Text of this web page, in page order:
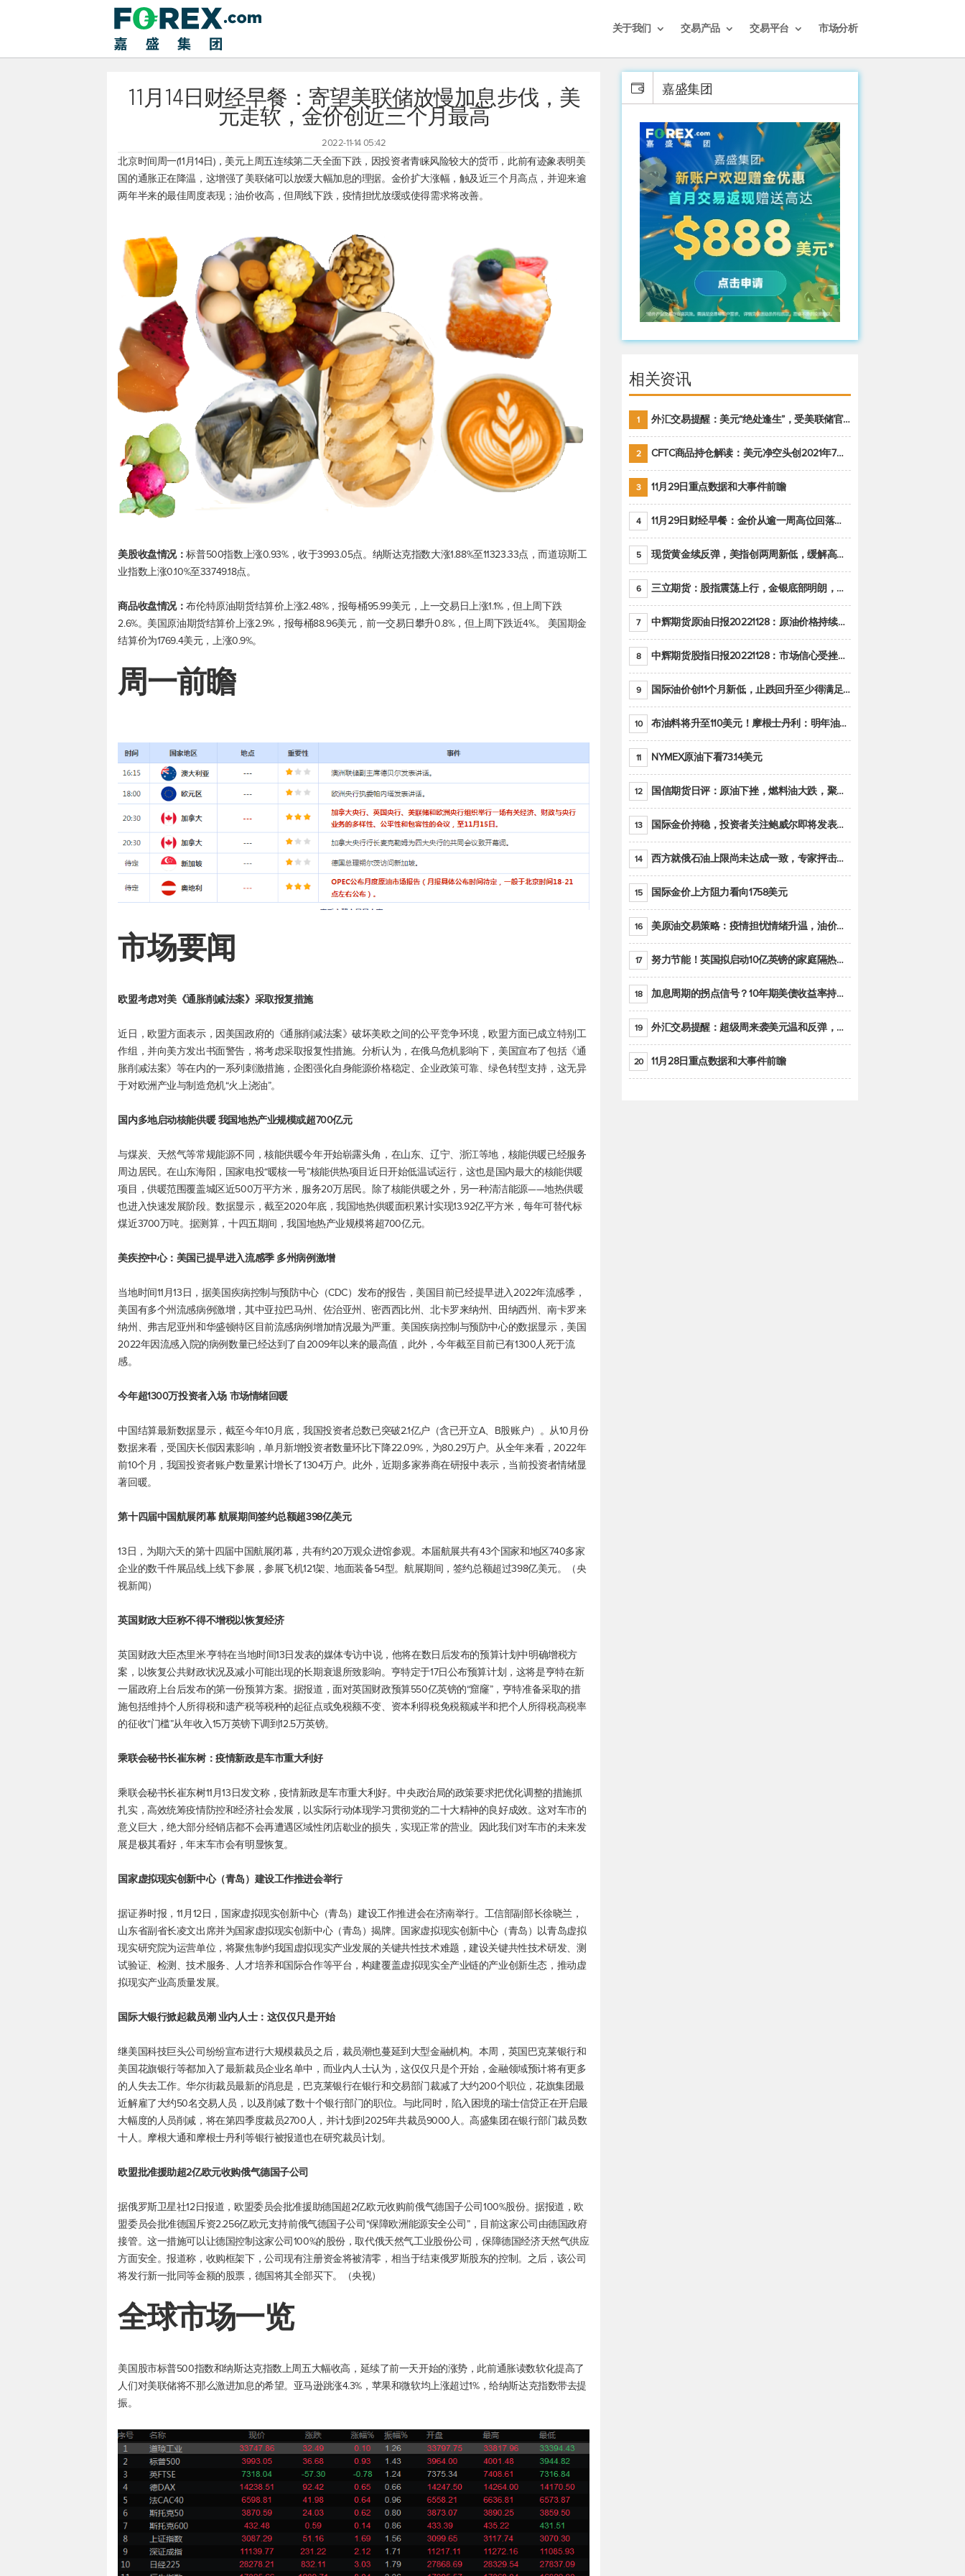
关于我们 交易产品 交易平台 市场分析
11月14日财经早餐：寄望美联储放慢加息步伐，美
元走软，金价创近三个月最高
2022-11-14 05:42
北京时间周一(11月14日)，美元上周五连续第二天全面下跌，因投资者青睐风险较大的货币，此前有迹象表明美
国的通胀正在降温，这增强了美联储可以放缓大幅加息的理据。金价扩大涨幅，触及近三个月高点，并迎来逾
两年半来的最佳周度表现；油价收高，但周线下跌，疫情担忧放缓或使得需求将改善。
美股收盘情况：标普500指数上涨0.93%，收于3993.05点。纳斯达克指数大涨1.88%至11323.33点，而道琼斯工
业指数上涨0.10%至33749.18点。
商品收盘情况：布伦特原油期货结算价上涨2.48%，报每桶95.99美元，上一交易日上涨1.1%，但上周下跌
2.6%。美国原油期货结算价上涨2.9%，报每桶88.96美元，前一交易日攀升0.8%，但上周下跌近4%。 美国期金
结算价为1769.4美元，上涨0.9%。
周一前瞻
市场要闻
欧盟考虑对美《通胀削减法案》采取报复措施
近日，欧盟方面表示，因美国政府的《通胀削减法案》破坏美欧之间的公平竞争环境，欧盟方面已成立特别工
作组，并向美方发出书面警告，将考虑采取报复性措施。分析认为，在俄乌危机影响下，美国宣布了包括《通
胀削减法案》等在内的一系列刺激措施，企图强化自身能源价格稳定、企业政策可靠、绿色转型支持，这无异
于对欧洲产业与制造危机“火上浇油”。
国内多地启动核能供暖 我国地热产业规模或超700亿元
与煤炭、天然气等常规能源不同，核能供暖今年开始崭露头角，在山东、辽宁、浙江等地，核能供暖已经服务
周边居民。在山东海阳，国家电投“暖核一号”核能供热项目近日开始低温试运行，这也是国内最大的核能供暖
项目，供暖范围覆盖城区近500万平方米，服务20万居民。除了核能供暖之外，另一种清洁能源——地热供暖
也进入快速发展阶段。数据显示，截至2020年底，我国地热供暖面积累计实现13.92亿平方米，每年可替代标
煤近3700万吨。据测算，十四五期间，我国地热产业规模将超700亿元。
美疾控中心：美国已提早进入流感季 多州病例激增
当地时间11月13日，据美国疾病控制与预防中心（CDC）发布的报告，美国目前已经提早进入2022年流感季，
美国有多个州流感病例激增，其中亚拉巴马州、佐治亚州、密西西比州、北卡罗来纳州、田纳西州、南卡罗来
纳州、弗吉尼亚州和华盛顿特区目前流感病例增加情况最为严重。美国疾病控制与预防中心的数据显示，美国
2022年因流感入院的病例数量已经达到了自2009年以来的最高值，此外，今年截至目前已有1300人死于流
感。
今年超1300万投资者入场 市场情绪回暖
中国结算最新数据显示，截至今年10月底，我国投资者总数已突破2.1亿户（含已开立A、B股账户）。从10月份
数据来看，受国庆长假因素影响，单月新增投资者数量环比下降22.09%，为80.29万户。从全年来看，2022年
前10个月，我国投资者账户数量累计增长了1304万户。此外，近期多家券商在研报中表示，当前投资者情绪显
著回暖。
第十四届中国航展闭幕 航展期间签约总额超398亿美元
13日，为期六天的第十四届中国航展闭幕，共有约20万观众进馆参观。本届航展共有43个国家和地区740多家
企业的数千件展品线上线下参展，参展飞机121架、地面装备54型。航展期间，签约总额超过398亿美元。（央
视新闻）
英国财政大臣称不得不增税以恢复经济
英国财政大臣杰里米·亨特在当地时间13日发表的媒体专访中说，他将在数日后发布的预算计划中明确增税方
案，以恢复公共财政状况及减小可能出现的长期衰退所致影响。亨特定于17日公布预算计划，这将是亨特在新
一届政府上台后发布的第一份预算方案。据报道，面对英国财政预算550亿英镑的“窟窿”，亨特准备采取的措
施包括维持个人所得税和遗产税等税种的起征点或免税额不变、资本利得税免税额减半和把个人所得税高税率
的征收“门槛”从年收入15万英镑下调到12.5万英镑。
乘联会秘书长崔东树：疫情新政是车市重大利好
乘联会秘书长崔东树11月13日发文称，疫情新政是车市重大利好。中央政治局的政策要求把优化调整的措施抓
扎实，高效统筹疫情防控和经济社会发展，以实际行动体现学习贯彻党的二十大精神的良好成效。这对车市的
意义巨大，绝大部分经销店都不会再遭遇区域性闭店歇业的损失，实现正常的营业。因此我们对车市的未来发
展是极其看好，年末车市会有明显恢复。
国家虚拟现实创新中心（青岛）建设工作推进会举行
据证券时报，11月12日，国家虚拟现实创新中心（青岛）建设工作推进会在济南举行。工信部副部长徐晓兰，
山东省副省长凌文出席并为国家虚拟现实创新中心（青岛）揭牌。国家虚拟现实创新中心（青岛）以青岛虚拟
现实研究院为运营单位，将聚焦制约我国虚拟现实产业发展的关键共性技术难题，建设关键共性技术研发、测
试验证、检测、技术服务、人才培养和国际合作等平台，构建覆盖虚拟现实全产业链的产业创新生态，推动虚
拟现实产业高质量发展。
国际大银行掀起裁员潮 业内人士：这仅仅只是开始
继美国科技巨头公司纷纷宣布进行大规模裁员之后，裁员潮也蔓延到大型金融机构。本周，英国巴克莱银行和
美国花旗银行等都加入了最新裁员企业名单中，而业内人士认为，这仅仅只是个开始，金融领域预计将有更多
的人失去工作。华尔街裁员最新的消息是，巴克莱银行在银行和交易部门裁减了大约200个职位，花旗集团最
近解雇了大约50名交易人员，以及削减了数十个银行部门的职位。与此同时，陷入困境的瑞士信贷正在开启最
大幅度的人员削减，将在第四季度裁员2700人，并计划到2025年共裁员9000人。高盛集团在银行部门裁员数
十人。摩根大通和摩根士丹利等银行被报道也在研究裁员计划。
欧盟批准援助超2亿欧元收购俄气德国子公司
据俄罗斯卫星社12日报道，欧盟委员会批准援助德国超2亿欧元收购前俄气德国子公司100%股份。据报道，欧
盟委员会批准德国斥资2.256亿欧元支持前俄气德国子公司“保障欧洲能源安全公司”，目前这家公司由德国政府
接管。这一措施可以让德国控制这家公司100%的股份，取代俄天然气工业股份公司，保障德国经济天然气供应
方面安全。报道称，收购框架下，公司现有注册资金将被清零，相当于结束俄罗斯股东的控制。之后，该公司
将发行新一批同等金额的股票，德国将其全部买下。（央视）
全球市场一览
美国股市标普500指数和纳斯达克指数上周五大幅收高，延续了前一天开始的涨势，此前通胀读数软化提高了
人们对美联储将不那么激进加息的希望。亚马逊跳涨4.3%，苹果和微软均上涨超过1%，给纳斯达克指数带去提
振。
嘉盛集团
相关资讯
1 外汇交易提醒：美元“绝处逢生”，受美联储官员鹰派讲话支撑
2 CFTC商品持仓解读：美元净空头创2021年7月以来最大，黄金期货投机性净多头头寸减少
3 11月29日重点数据和大事件前瞻
4 11月29日财经早餐：金价从逾一周高位回落，美联储官员重申鹰派立场推动美元回升
5 现货黄金续反弹，美指创两周新低，缓解高通胀美国须治本
6 三立期货：股指震荡上行，金银底部明朗，原油偏弱走势(20221128收评)
7 中辉期货原油日报20221128：原油价格持续下降，市场关注OPEC+新一轮产能政策
8 中辉期货股指日报20221128：市场信心受挫，股指全线回调
9 国际油价创11个月新低，止跌回升至少得满足二大条件之一
10 布油料将升至110美元！摩根士丹利：明年油市面临七大不确定性
11 NYMEX原油下看73.14美元
12 国信期货日评：原油下挫，燃料油大跌，聚烯烃谨慎回调
13 国际金价持稳，投资者关注鲍威尔即将发表的讲话
14 西方就俄石油上限尚未达成一致，专家抨击限价是无用功
15 国际金价上方阻力看向1758美元
16 美原油交易策略：疫情担忧情绪升温，油价跌创年内新低
17 努力节能！英国拟启动10亿英镑的家庭隔热工程 减少能源消耗
18 加息周期的拐点信号？10年期美债收益率持续低于联邦基金利率目标区间
19 外汇交易提醒：超级周来袭美元温和反弹，警惕筑底可能性
20 11月28日重点数据和大事件前瞻